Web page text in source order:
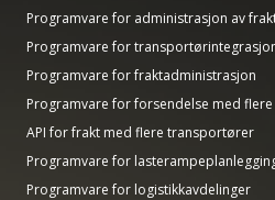
Programvare for administrasjon av
Programvare for
Programvare for fraktadministrasjon
Programvare for forsendelse med
API for frakt med flere transportører
Programvare for
Programvare for logistikkavdelinger